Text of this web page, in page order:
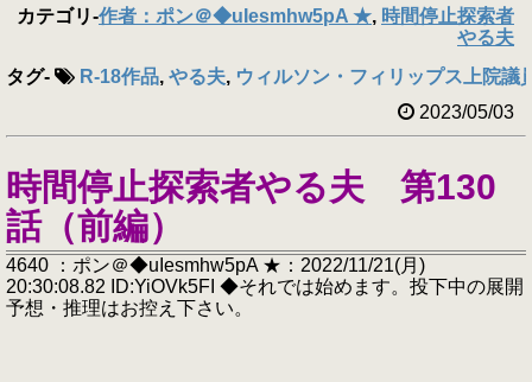
カテゴリ-作者：ポン＠◆uIesmhw5pA ★, 時間停止探索者
やる夫
タグ- R-18作品, やる夫, ウィルソン・フィリップス上院議
2023/05/03
時間停止探索者やる夫 第130
話（前編）
4640 ：ポン＠◆uIesmhw5pA ★：2022/11/21(月)
20:30:08.82 ID:YiOVk5FI ◆それでは始めます。投下中の展開
予想・推理はお控え下さい。